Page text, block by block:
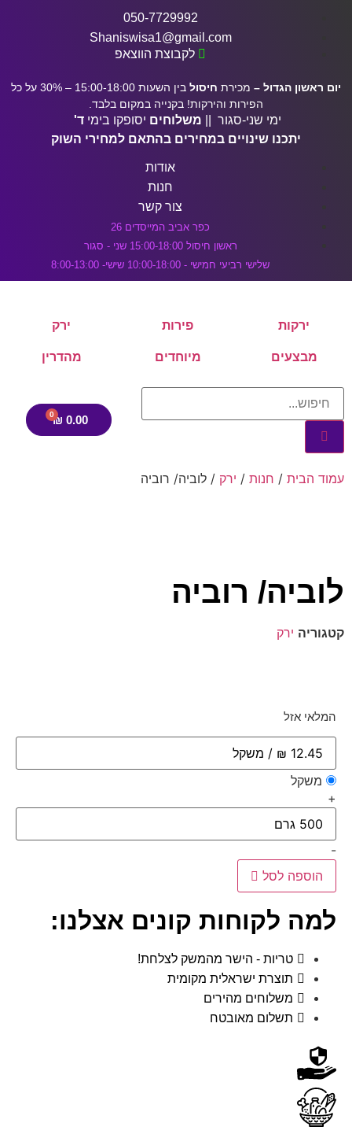
אודות
חנות
צור קשר
כפר אביב המייסדים 26
ראשון חיסול 15:00-18:00 שני - סגור
שלישי רביעי חמישי - 10:00-18:00 שישי- 8:00-13:00
יום ראשון הגדול – מכירת חיסול
בין השעות 15:00-18:00 – 30% על כל
הפירות והירקות! בקנייה במקום בלבד.
ימי שני-סגור || משלוחים יסופקו בימי ד'
יתכנו שינויים במחירים בהתאם למחירי השוק
050-7729992
Shaniswisa1@gmail.com
לקבוצת הווצאפ
ירקות פירות ירק
מבצעים מיוחדים מהדרין
0.00
₪
עמוד הבית / חנות / ירק / לוביה/ רוביה
לוביה/ רוביה
קטגוריה ירק
המלאי אזל
משקל
+
-
הוספה לסל
למה לקוחות קונים אצלנו:
טריות - הישר מהמשק לצלחת!
תוצרת ישראלית מקומית
משלוחים מהירים
תשלום מאובטח